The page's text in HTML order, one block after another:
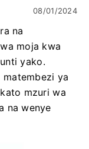
08/01/2024
na
moja kwa
yako.
ya
mzuri wa
na wenye